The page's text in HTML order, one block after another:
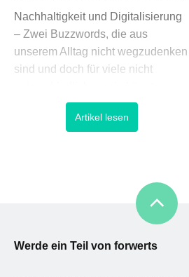
Nachhaltigkeit und Digitalisierung
– Zwei Buzzwords, die aus
unserem Alltag nicht wegzudenken
sind und doch für viele nicht
Während beim Thema
Nachhaltigkeit Bilder von
Digitalisierung hin zu Smart
Glasses, Virtual Reality oder gar
autonomen Mobiltitätslösungen.
Aber genaus
Artikel lesen
Werde ein Teil von forwerts